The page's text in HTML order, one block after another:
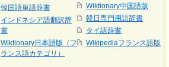
韓国語単語辞書
インドネシア語翻訳辞
書
Wiktionary日本語版（フ
ランス語カテゴリ）
Wiktionary中国語版
韓日専門用語辞書
タイ語辞書
Wikipediaフランス語版